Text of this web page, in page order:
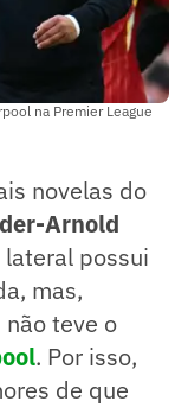
na Premier League
novelas do
Arnold
possui
mas,
teve o
. Por isso,
de que